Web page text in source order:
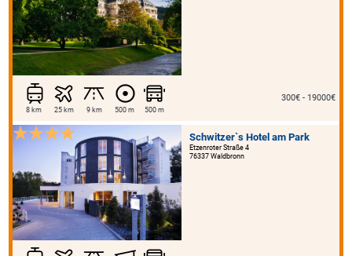
8 km 25 km 9 km 500 m 500 m
300€ - 19000€
Schwitzer`s Hotel am Park
Etzenroter Straße 4
76337 Waldbronn